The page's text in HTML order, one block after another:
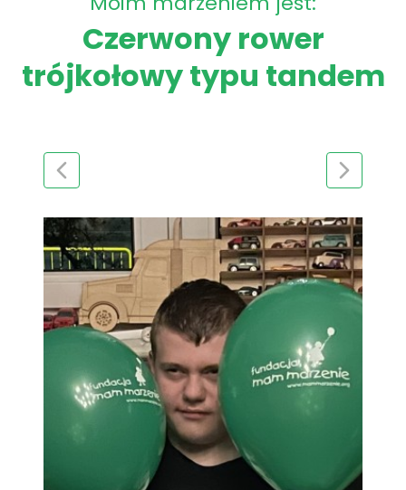
Czerwony rower
trójkołowy typu tandem